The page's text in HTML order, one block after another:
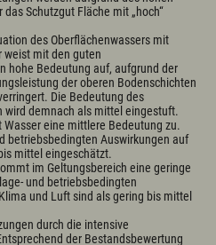
Schutzgut Fläche mit „hoch“
des Oberflächenwassers mit
weist mit den guten
hohe Bedeutung auf, aufgrund der
der oberen Bodenschichten
Die Bedeutung des
wird demnach als mittel eingestuft.
eine mittlere Bedeutung zu.
betriebsbedingten Auswirkungen auf
mittel eingeschätzt.
im Geltungsbereich eine geringe
und betriebsbedingten
und Luft sind als gering bis mittel
durch die intensive
der Bestandsbewertung